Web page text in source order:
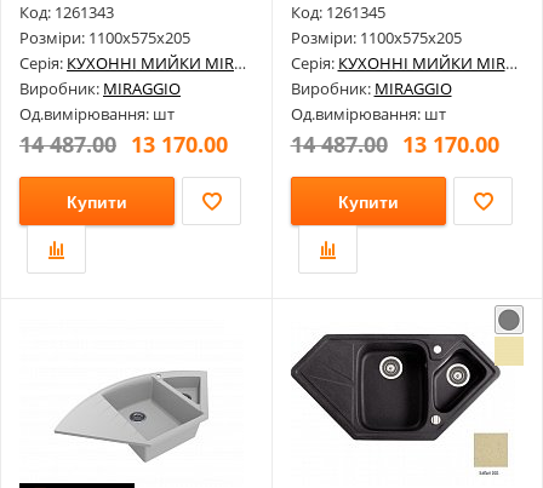
Код: 1261343
Розміри: 1100х575х205
Серія: КУХОННІ МИЙКИ MIRAGGIO
Виробник: MIRAGGIO
Од.вимірювання: шт
14 487.00 13 170.00
Купити
Код: 1261345
Розміри: 1100х575х205
Серія: КУХОННІ МИЙКИ MIRAGGIO
Виробник: MIRAGGIO
Од.вимірювання: шт
14 487.00 13 170.00
Купити